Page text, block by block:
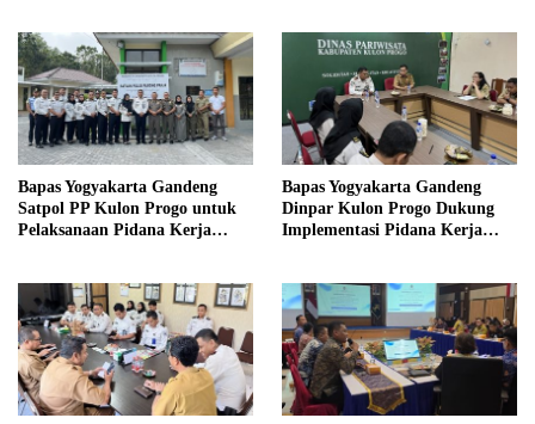
Bapas Yogyakarta Gandeng
Satpol PP Kulon Progo untuk
Pelaksanaan Pidana Kerja
Bapas Yogyakarta Gandeng
Dinpar Kulon Progo Dukung
Implementasi Pidana Kerja